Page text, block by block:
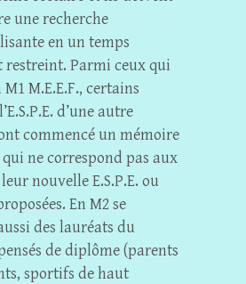
une recherche
en un temps
restreint. Parmi ceux qui
M.E.E.F., certains
d’une autre
commencé un mémoire
ne correspond pas aux
nouvelle E.S.P.E. ou
En M2 se
des lauréats du
de diplôme (parents
sportifs de haut